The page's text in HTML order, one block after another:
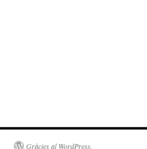
Gràcies al WordPress.